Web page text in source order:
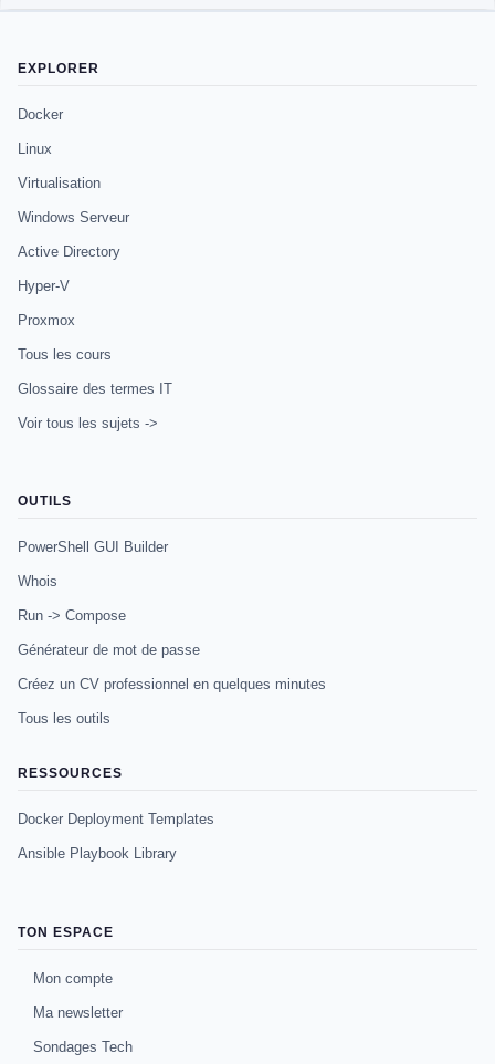
EXPLORER
Docker
Linux
Virtualisation
Windows Serveur
Active Directory
Hyper-V
Proxmox
Tous les cours
Glossaire des termes IT
Voir tous les sujets ->
OUTILS
PowerShell GUI Builder
Whois
Run -> Compose
Générateur de mot de passe
Créez un CV professionnel en quelques minutes
Tous les outils
RESSOURCES
Docker Deployment Templates
Ansible Playbook Library
TON ESPACE
Mon compte
Ma newsletter
Sondages Tech